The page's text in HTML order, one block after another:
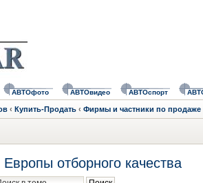
АВТОфото АВТОвидео АВТОспорт
‹ Купить-Продать ‹ Фирмы и частники по продаже
отборного качества